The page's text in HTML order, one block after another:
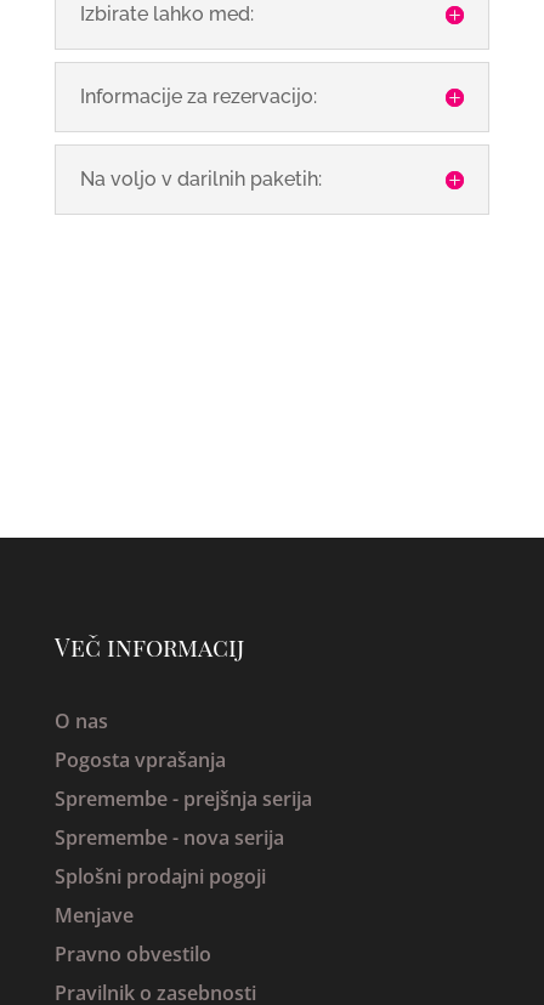
Izbirate lahko med:
Informacije za rezervacijo:
Na voljo v darilnih paketih:
Več informacij
O nas
Pogosta vprašanja
Spremembe - prejšnja serija
Spremembe - nova serija
Splošni prodajni pogoji
Menjave
Pravno obvestilo
Pravilnik o zasebnosti